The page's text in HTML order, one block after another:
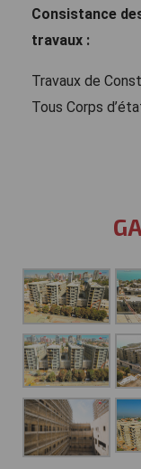
Consistance
travaux :
Travaux de
Tous Corps